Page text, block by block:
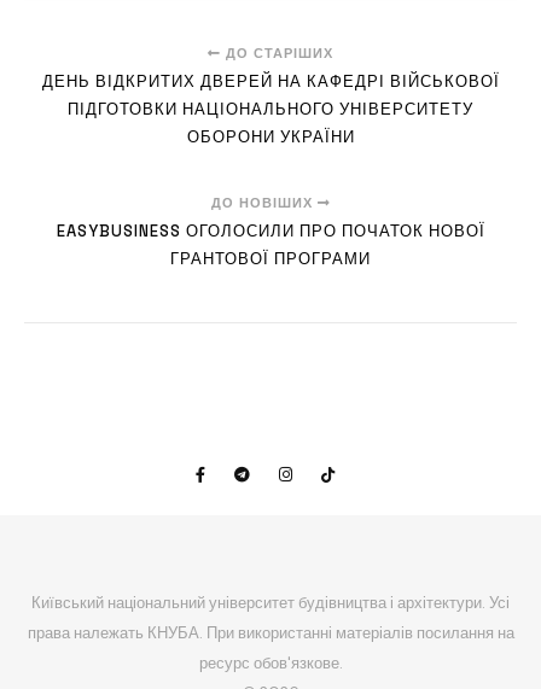
ДО СТАРІШИХ
ДЕНЬ ВІДКРИТИХ ДВЕРЕЙ НА КАФЕДРІ ВІЙСЬКОВОЇ
ПІДГОТОВКИ НАЦІОНАЛЬНОГО УНІВЕРСИТЕТУ
ОБОРОНИ УКРАЇНИ
ДО НОВІШИХ
EASYBUSINESS ОГОЛОСИЛИ ПРО ПОЧАТОК НОВОЇ
ГРАНТОВОЇ ПРОГРАМИ
Київський національний університет будівництва і архітектури. Усі
права належать КНУБА. При використанні матеріалів посилання на
ресурс обов'язкове.